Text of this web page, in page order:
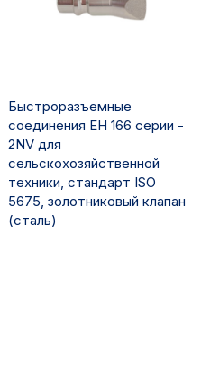
Быстроразъемные
соединения EH 166 серии -
2NV для
сельскохозяйственной
техники, стандарт ISO
5675, золотниковый клапан
(сталь)